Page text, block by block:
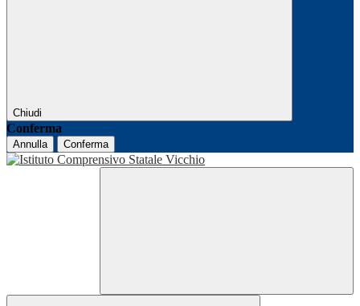
Chiudi
Conferma
Annulla Conferma